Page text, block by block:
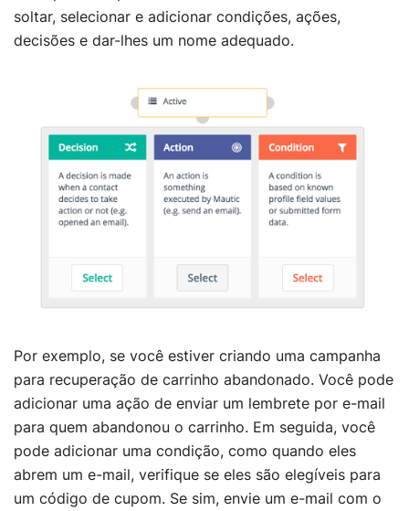
soltar, selecionar e adicionar condições, ações,
decisões e dar-lhes um nome adequado.
Por exemplo, se você estiver criando uma campanha
para recuperação de carrinho abandonado. Você pode
adicionar uma ação de enviar um lembrete por e-mail
para quem abandonou o carrinho. Em seguida, você
pode adicionar uma condição, como quando eles
abrem um e-mail, verifique se eles são elegíveis para
um código de cupom. Se sim, envie um e-mail com o